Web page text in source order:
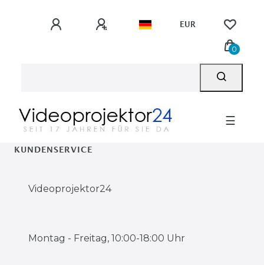
EUR
0
☰
KUNDENSERVICE
Videoprojektor24
Montag - Freitag, 10:00-18:00 Uhr